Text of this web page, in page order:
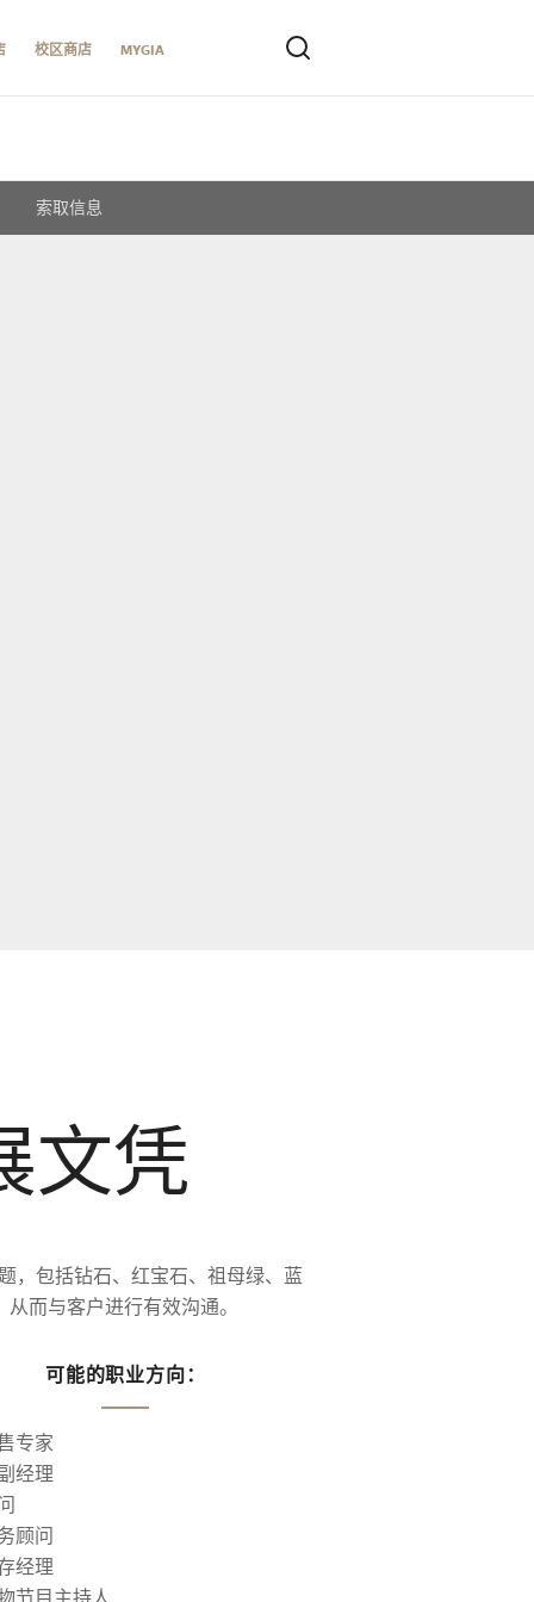
校区商店 MYGIA
索取信息
文凭
，包括钻石、红宝石、祖母绿、蓝
而与客户进行有效沟通。
可能的职业方向：
专家
经理
顾问
经理
节目主持人